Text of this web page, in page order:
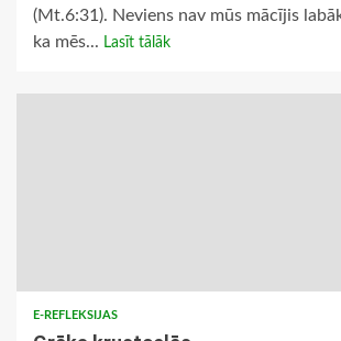
(Mt.6:31). Neviens nav mūs mācījis
ka mēs... Lasīt tālāk
E-REFLEKSIJAS